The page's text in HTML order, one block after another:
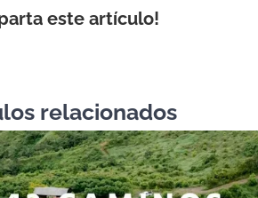
este artículo!
relacionados